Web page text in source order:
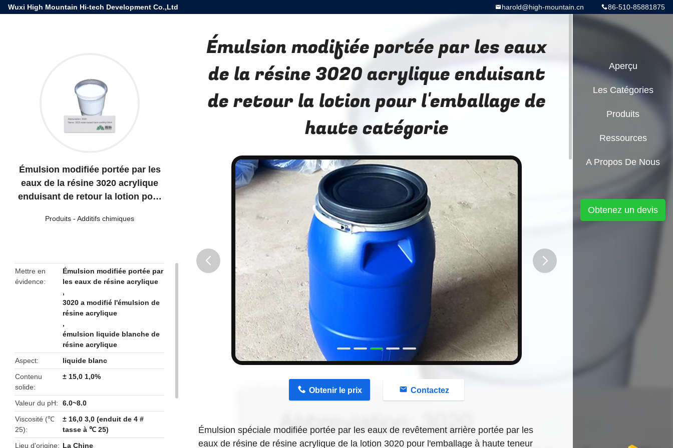
Wuxi High Mountain Hi-tech Development Co.,Ltd 86-510-85881875
harold@high-mountain.cn
Émulsion modifiée portée par les
eaux de la résine 3020 acrylique
enduisant de retour la lotion pour
Produits - Additifs chimiques
Mettre en
évidence
Émulsion modifiée portée par
les eaux de résine acrylique
,
3020 a modifié l'émulsion de
résine acrylique
,
émulsion liquide blanche de
résine acrylique
Aspect
liquide blanc
Contenu
solide
± 15,0 1,0%
Valeur du pH
6.0~8.0
Viscosité (℃
25)
± 16,0 3,0 (enduit de 4 #
tasse à ℃ 25)
Lieu d'origine
La Chine
Émulsion modifiée portée par les eaux
de la résine 3020 acrylique enduisant
de retour la lotion pour l'emballage de
haute catégorie
Obtenir le prix Contactez
Émulsion spéciale modifiée portée par les eaux de revêtement arrière portée par les
eaux de résine de résine acrylique de la lotion 3020 pour l'emballage à haute teneur
Aperçu
Les Catégories
Produits
Ressources
A Propos De Nous
Obtenez un devis